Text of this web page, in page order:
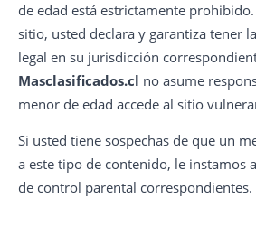
de edad está estrictamente
sitio, usted declara y garantiza tener
legal en su jurisdicción
Masclasificados.cl no asume
menor de edad accede al sitio
Si usted tiene sospechas de que un
a este tipo de contenido, le instamos
de control parental correspondientes.